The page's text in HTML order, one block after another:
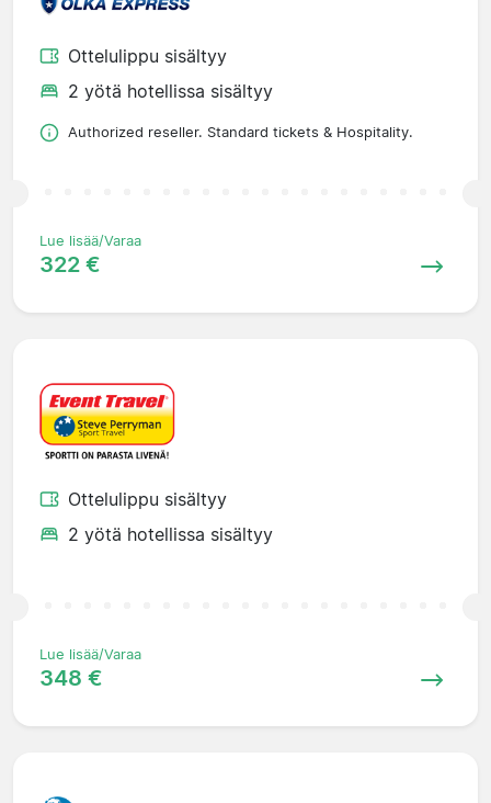
Ottelulippu sisältyy
2 yötä hotellissa sisältyy
Authorized reseller. Standard tickets & Hospitality.
Lue lisää/Varaa
322 €
Ottelulippu sisältyy
2 yötä hotellissa sisältyy
Lue lisää/Varaa
348 €